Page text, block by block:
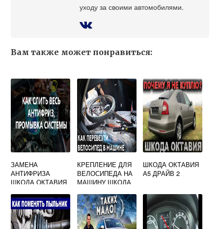
уходу за своими автомобилями.
Вам также может понравиться:
ЗАМЕНА
АНТИФРИЗА
ШКОДА ОКТАВИЯ
КРЕПЛЕНИЕ ДЛЯ
ВЕЛОСИПЕДА НА
МАШИНУ ШКОДА
ШКОДА ОКТАВИЯ
А5 ДРАЙВ 2